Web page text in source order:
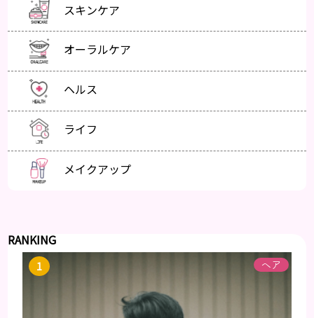
スキンケア
オーラルケア
ヘルス
ライフ
メイクアップ
RANKING
ヘア